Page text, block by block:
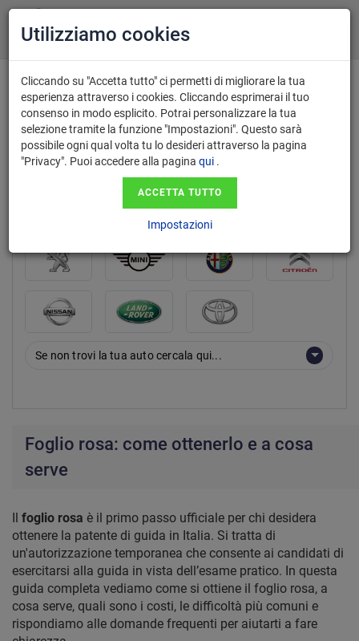
marca
Se non trovi la tua auto cercala qui...
Foglio rosa: come ottenerlo e a cosa
serve
Il foglio rosa è il primo passo ufficiale per chi desidera
ottenere la patente di guida in Italia. Si tratta di
un'autorizzazione temporanea che consente ai candidati di
esercitarsi alla guida in vista dell’esame pratico. In questa
guida completa vediamo come si ottiene il foglio rosa, a
cosa serve, quali sono i costi, le difficoltà più comuni e
rispondiamo alle domande frequenti per aiutarti a fare
Utilizziamo cookies
Cliccando su "Accetta tutto" ci permetti di migliorare la tua
esperienza attraverso i cookies. Cliccando esprimerai il tuo
consenso in modo esplicito. Potrai personalizzare la tua
selezione tramite la funzione "Impostazioni". Questo sarà
possibile ogni qual volta tu lo desideri attraverso la pagina
"Privacy". Puoi accedere alla pagina qui .
ACCETTA TUTTO
Impostazioni